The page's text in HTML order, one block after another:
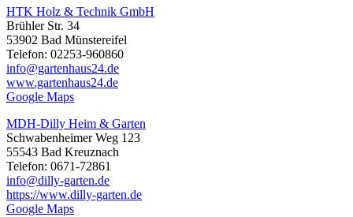
HTK Holz & Technik GmbH
Brühler Str. 34
53902 Bad Münstereifel
Telefon: 02253-960860
info@gartenhaus24.de
www.gartenhaus24.de
Google Maps
MDH-Dilly Heim & Garten
Schwabenheimer Weg 123
55543 Bad Kreuznach
Telefon: 0671-72861
info@dilly-garten.de
https://www.dilly-garten.de
Google Maps